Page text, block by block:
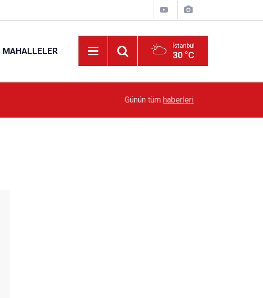
MAHALLELER İstanbul
30 °C
Sarıyer’de Edebiyat Rüzgârı Esecek
Günün tüm haberleri